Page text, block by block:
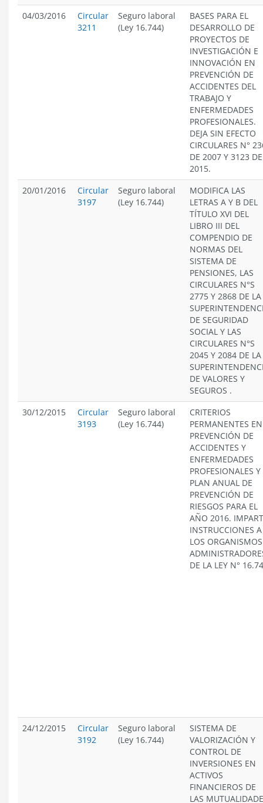
04/03/2016
Circular
3211
Seguro laboral
(Ley 16.744)
BASES PARA EL
DESARROLLO DE
PROYECTOS DE
INVESTIGACIÓN E
INNOVACIÓN EN
PREVENCIÓN DE
ACCIDENTES DEL
TRABAJO Y
ENFERMEDADES
PROFESIONALES.
DEJA SIN EFECTO
CIRCULARES N°
DE 2007 Y 3123 DE
2015.
20/01/2016
Circular
3197
Seguro laboral
(Ley 16.744)
MODIFICA LAS
LETRAS A Y B DEL
TÍTULO XVI DEL
LIBRO III DEL
COMPENDIO DE
NORMAS DEL
SISTEMA DE
PENSIONES, LAS
CIRCULARES N°S
2775 Y 2868 DE LA
DE SEGURIDAD
SOCIAL Y LAS
CIRCULARES N°S
2045 Y 2084 DE LA
DE VALORES Y
SEGUROS .
30/12/2015
Circular
3193
Seguro laboral
(Ley 16.744)
CRITERIOS
PERMANENTES EN
PREVENCIÓN DE
ACCIDENTES Y
ENFERMEDADES
PROFESIONALES Y
PLAN ANUAL DE
PREVENCIÓN DE
RIESGOS PARA EL
AÑO 2016.
INSTRUCCIONES A
LOS ORGANISMOS
DE LA LEY N°
24/12/2015
Circular
3192
Seguro laboral
(Ley 16.744)
SISTEMA DE
VALORIZACIÓN Y
CONTROL DE
INVERSIONES EN
ACTIVOS
FINANCIEROS DE
LAS